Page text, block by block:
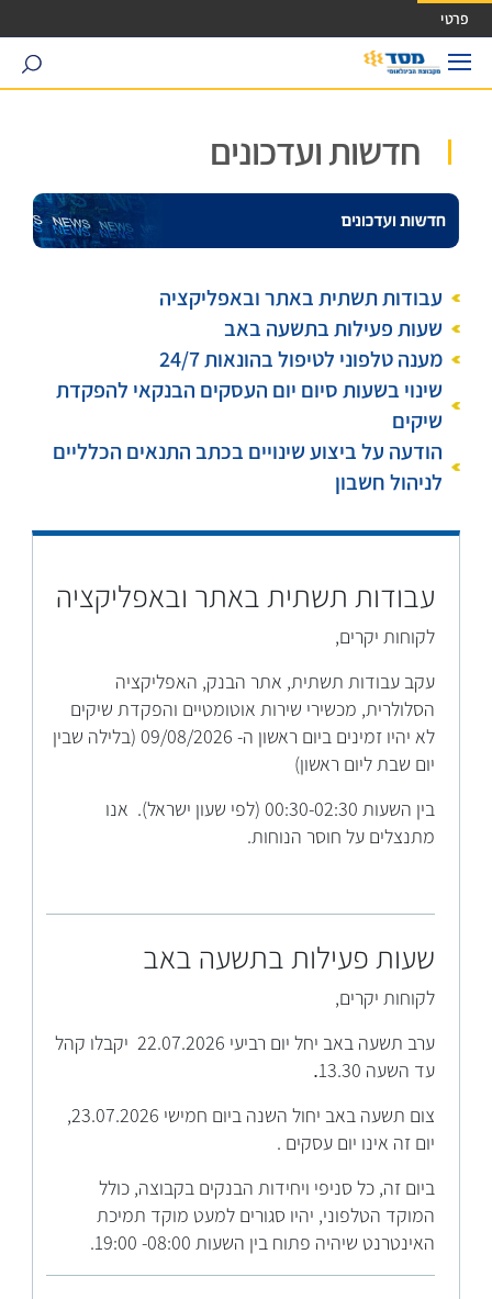
גישה ישירה לכפתור כניסה לחשבונך
פרטי
search
חדשות ועדכונים
עבודות תשתית באתר ובאפליקציה
שעות פעילות בתשעה באב
מענה טלפוני לטיפול בהונאות 24/7
שינוי בשעות סיום יום העסקים הבנקאי להפקדת
שיקים
הודעה על ביצוע שינויים בכתב התנאים הכלליים
לניהול חשבון
עבודות תשתית באתר ובאפליקציה
לקוחות יקרים,
עקב עבודות תשתית, אתר הבנק, האפליקציה
הסלולרית, מכשירי שירות אוטומטיים והפקדת שיקים
לא יהיו זמינים ביום ראשון ה- 09/08/2026 (בלילה שבין
יום שבת ליום ראשון)
בין השעות 00:30-02:30 (לפי שעון ישראל). אנו
מתנצלים על חוסר הנוחות.
שעות פעילות בתשעה באב
לקוחות יקרים,
ערב תשעה באב יחל יום רביעי 22.07.2026 יקבלו קהל
עד השעה 13.30
.
צום תשעה באב יחול השנה ביום חמישי 23.07.2026,
יום זה אינו יום עסקים .
ביום זה, כל סניפי ויחידות הבנקים בקבוצה, כולל
המוקד הטלפוני, יהיו סגורים למעט מוקד תמיכת
האינטרנט שיהיה פתוח בין השעות 08:00- 19:00.